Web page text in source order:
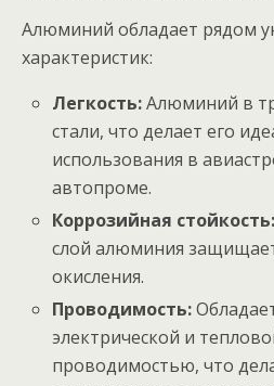
Алюминий обладает рядом
характеристик:
Легкость:Алюминий в
стали, что делает его
использования в
автопроме.
Коррозийная стойкость:
слой алюминия
окисления.
Проводимость:
электрической и
проводимостью, что